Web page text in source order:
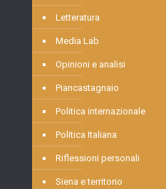
Letteratura
Media Lab
Opinioni e analisi
Piancastagnaio
Politica internazionale
Politica Italiana
Riflessioni personali
Siena e territorio